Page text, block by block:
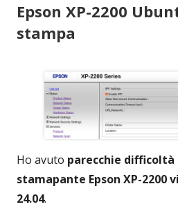
Epson XP-2200
stampa
Ho avuto parecchie
stamapante Epson XP-2200
24.04.